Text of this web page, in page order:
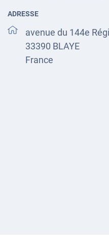
ADRESSE
avenue du 144e
33390 BLAYE
France